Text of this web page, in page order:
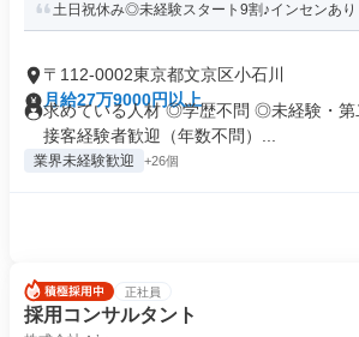
土日祝休み◎未経験スタート9割♪インセンあ
〒112-0002東京都文京区小石川
月給27万9000円以上
求めている人材 ◎学歴不問 ◎未経験・第
接客経験者歓迎（年数不問）...
業界未経験歓迎 +26個
正社員
採用コンサルタント